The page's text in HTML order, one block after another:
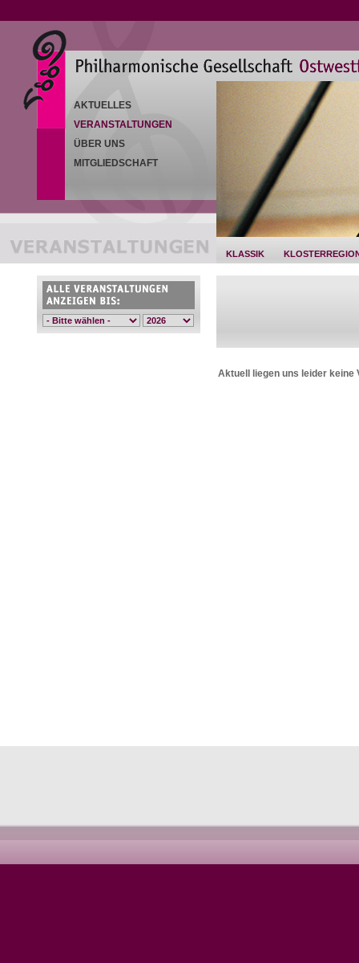
AKTUELLES
VERANSTALTUNGEN
ÜBER UNS
MITGLIEDSCHAFT
KLASSIK
Aktuell liegen uns leider keine